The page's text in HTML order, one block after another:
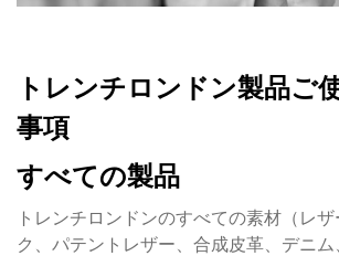
トレンチロンドン製品ご
事項
すべての製品
トレンチロンドンのすべての素材（レ
ク、パテントレザー、合成皮革、デニ